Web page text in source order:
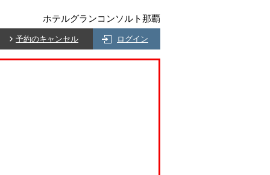
ホテルグランコンソルト那覇
予約のキャンセル ログイン